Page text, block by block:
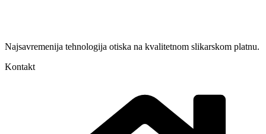
Najsavremenija tehnologija otiska na kvalitetnom slikarskom platnu.
Kontakt